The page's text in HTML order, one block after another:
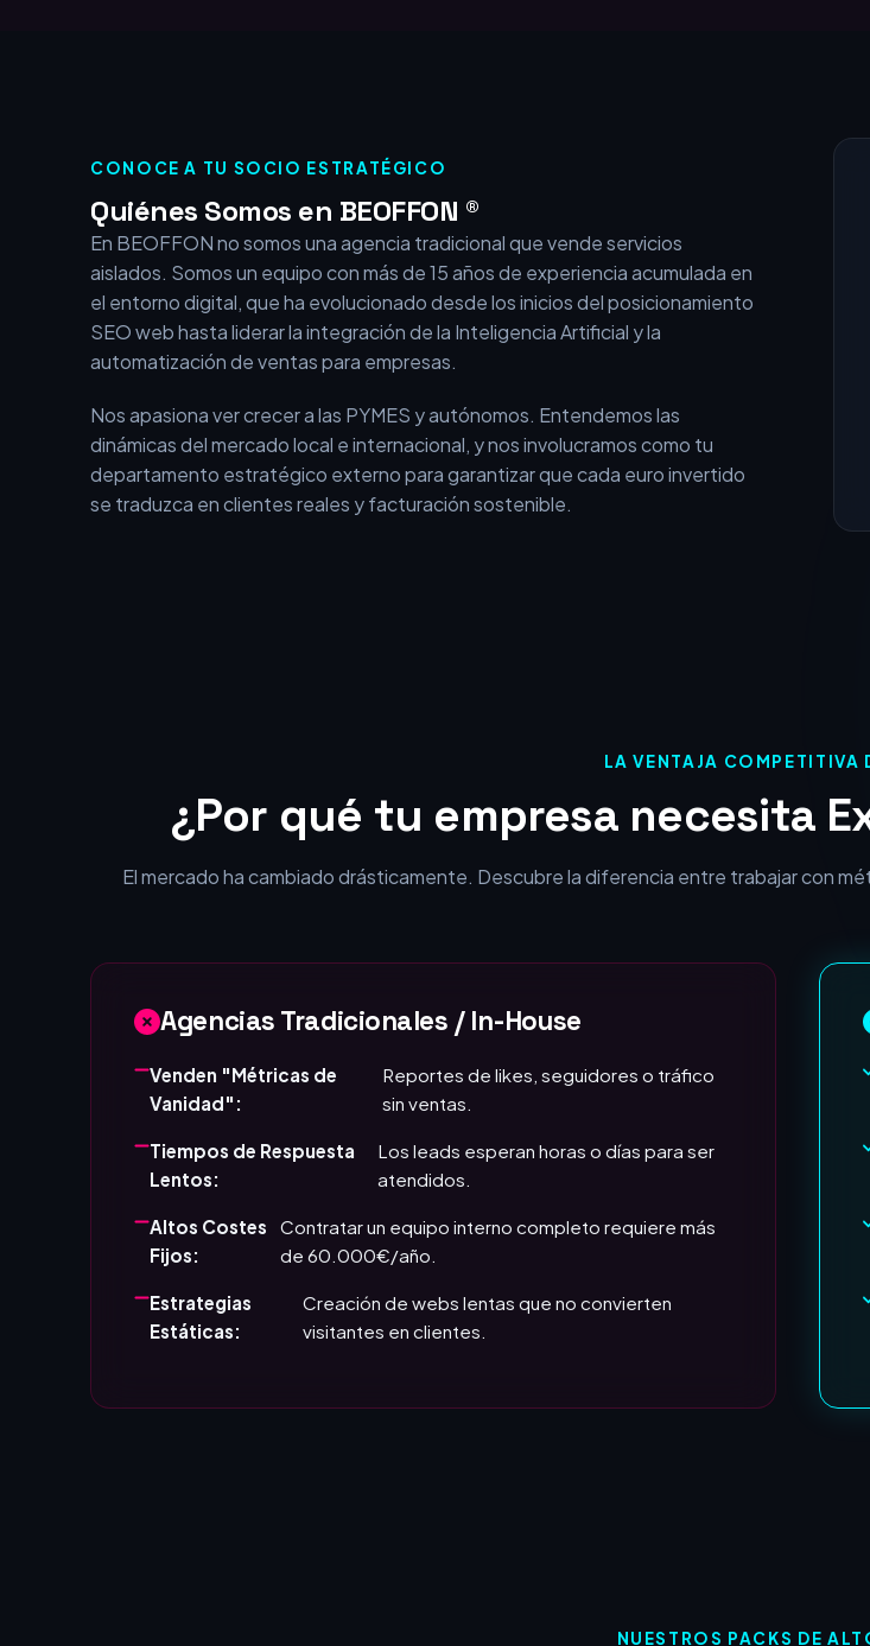
CONOCE A TU SOCIO ESTRATÉGICO
Quiénes Somos en BEOFFON ®
En BEOFFON no somos una agencia tradicional que vende servicios
aislados. Somos un equipo con más de 15 años de experiencia acumulada en
el entorno digital, que ha evolucionado desde los inicios del posicionamiento
SEO web hasta liderar la integración de la Inteligencia Artificial y la
automatización de ventas para empresas.
Nos apasiona ver crecer a las PYMES y autónomos. Entendemos las
dinámicas del mercado local e internacional, y nos involucramos como tu
LA VENTAJA COMPETITIVA
¿Por qué tu empresa necesita
Agencias Tradicionales / In-House
Venden "Métricas de
Vanidad":
Reportes de likes, seguidores o tráfico
sin ventas.
Tiempos de Respuesta
Lentos:
Los leads esperan horas o días para ser
atendidos.
Altos Costes
Fijos:
Contratar un equipo interno completo requiere más
de 60.000€/año.
Estáticas:
visitantes en clientes.